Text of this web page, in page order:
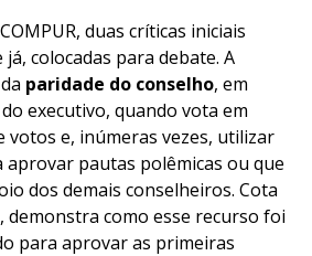
duas críticas iniciais
colocadas para debate. A
paridade do conselho, em
executivo, quando vota em
votos e, inúmeras vezes, utilizar
aprovar pautas polêmicas ou que
dos demais conselheiros. Cota
demonstra como esse recurso foi
para aprovar as primeiras